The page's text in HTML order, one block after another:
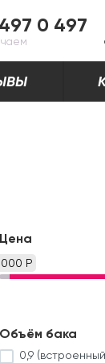
0 497
Цена
Р
Объём бака
0,9